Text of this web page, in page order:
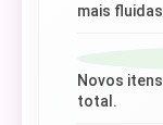
mais
Novos
total.